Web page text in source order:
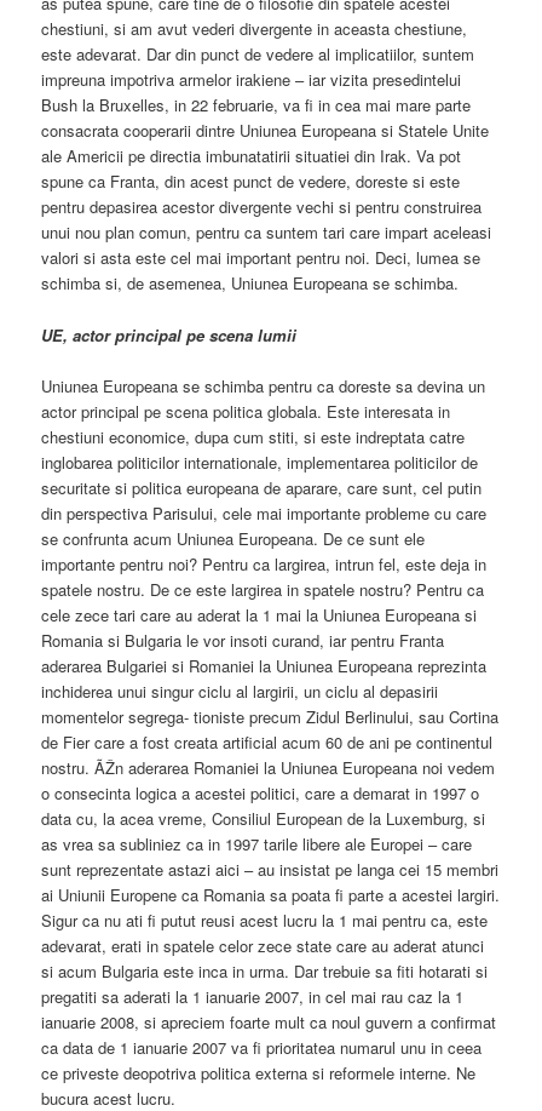
chestiuni, si am avut vederi divergente in aceasta chestiune,
este adevarat. Dar din punct de vedere al implicatiilor, suntem
impreuna impotriva armelor irakiene – iar vizita presedintelui
Bush la Bruxelles, in 22 februarie, va fi in cea mai mare parte
consacrata cooperarii dintre Uniunea Europeana si Statele Unite
ale Americii pe directia imbunatatirii situatiei din Irak. Va pot
spune ca Franta, din acest punct de vedere, doreste si este
pentru depasirea acestor divergente vechi si pentru construirea
unui nou plan comun, pentru ca suntem tari care impart aceleasi
valori si asta este cel mai important pentru noi. Deci, lumea se
schimba si, de asemenea, Uniunea Europeana se schimba.
UE, actor principal pe scena lumii
Uniunea Europeana se schimba pentru ca doreste sa devina un
actor principal pe scena politica globala. Este interesata in
chestiuni economice, dupa cum stiti, si este indreptata catre
inglobarea politicilor internationale, implementarea politicilor de
securitate si politica europeana de aparare, care sunt, cel putin
din perspectiva Parisului, cele mai importante probleme cu care
se confrunta acum Uniunea Europeana. De ce sunt ele
importante pentru noi? Pentru ca largirea, intrun fel, este deja in
spatele nostru. De ce este largirea in spatele nostru? Pentru ca
cele zece tari care au aderat la 1 mai la Uniunea Europeana si
Romania si Bulgaria le vor insoti curand, iar pentru Franta
aderarea Bulgariei si Romaniei la Uniunea Europeana reprezinta
inchiderea unui singur ciclu al largirii, un ciclu al depasirii
momentelor segrega- tioniste precum Zidul Berlinului, sau Cortina
de Fier care a fost creata artificial acum 60 de ani pe continentul
nostru. ÃŽn aderarea Romaniei la Uniunea Europeana noi vedem
o consecinta logica a acestei politici, care a demarat in 1997 o
data cu, la acea vreme, Consiliul European de la Luxemburg, si
as vrea sa subliniez ca in 1997 tarile libere ale Europei – care
sunt reprezentate astazi aici – au insistat pe langa cei 15 membri
ai Uniunii Europene ca Romania sa poata fi parte a acestei largiri.
Sigur ca nu ati fi putut reusi acest lucru la 1 mai pentru ca, este
adevarat, erati in spatele celor zece state care au aderat atunci
si acum Bulgaria este inca in urma. Dar trebuie sa fiti hotarati si
pregatiti sa aderati la 1 ianuarie 2007, in cel mai rau caz la 1
ianuarie 2008, si apreciem foarte mult ca noul guvern a confirmat
ca data de 1 ianuarie 2007 va fi prioritatea numarul unu in ceea
ce priveste deopotriva politica externa si reformele interne. Ne
bucura acest lucru.